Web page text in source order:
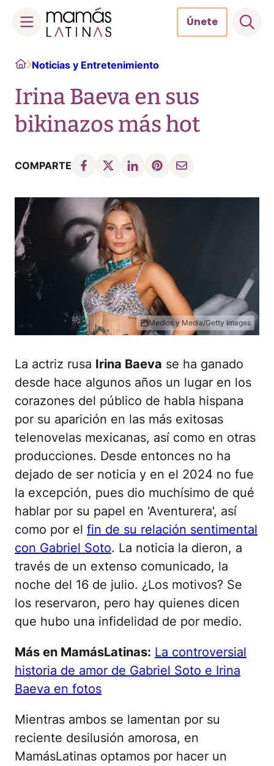
content
Únete
HomeNoticias y Entretenimiento
Irina Baeva en sus
bikinazos más hot
COMPARTE
Medios y Media/Getty Images
La actriz rusa Irina Baeva se ha ganado
desde hace algunos años un lugar en los
corazones del público de habla hispana
por su aparición en las más exitosas
telenovelas mexicanas, así como en otras
producciones. Desde entonces no ha
dejado de ser noticia y en el 2024 no fue
la excepción, pues dio muchísimo de qué
hablar por su papel en 'Aventurera', así
como por el fin de su relación sentimental
con Gabriel Soto. La noticia la dieron, a
través de un extenso comunicado, la
noche del 16 de julio. ¿Los motivos? Se
los reservaron, pero hay quienes dicen
que hubo una infidelidad de por medio.
Más en MamásLatinas: La controversial
historia de amor de Gabriel Soto e Irina
Baeva en fotos
Mientras ambos se lamentan por su
reciente desilusión amorosa, en
MamásLatinas optamos por hacer un